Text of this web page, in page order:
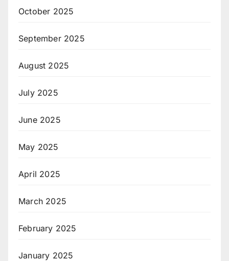
October 2025
September 2025
August 2025
July 2025
June 2025
May 2025
April 2025
March 2025
February 2025
January 2025